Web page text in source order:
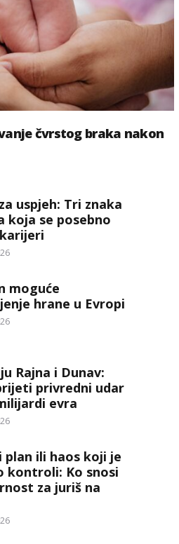
čvrstog braka nakon
uspjeh: Tri znaka
koja se posebno
moguće
hrane u Evropi
Rajna i Dunav:
privredni udar
evra
plan ili haos koji je
kontroli: Ko snosi
za juriš na